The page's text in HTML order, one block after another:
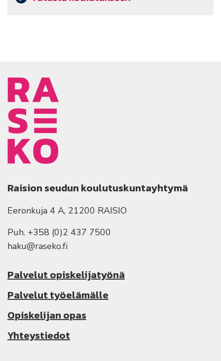
Raision seudun koulutuskuntayhtymä
Eeronkuja 4 A, 21200 RAISIO
Puh. +358 (0)2 437 7500
haku@raseko.fi
Palvelut opiskelijatyönä
Palvelut työelämälle
Opiskelijan opas
Yhteystiedot